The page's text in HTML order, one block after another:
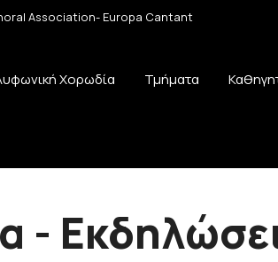
Association- Europa Cantant
Χορωδία Τμήματα
-